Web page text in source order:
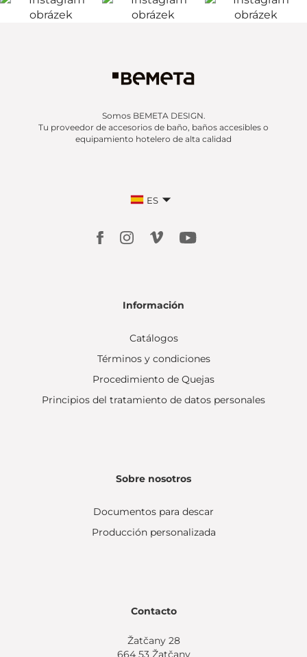
Somos BEMETA DESIGN.
Tu proveedor de accesorios de baño, baños accesibles o
equipamiento hotelero de alta calidad
ES
Información
Catálogos
Términos y condiciones
Procedimiento de Quejas
Principios del tratamiento de datos personales
Sobre nosotros
Documentos para descar
Producción personalizada
Contacto
Žatčany 28
664 53 Žatčany